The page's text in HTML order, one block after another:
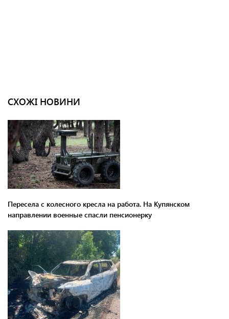
СХОЖІ НОВИНИ
Пересела с колесного кресла на работа. На Купянском
направлении военные спасли пенсионерку